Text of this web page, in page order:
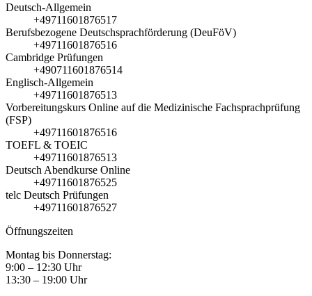
Deutsch-Allgemein
+49711601876517
Berufsbezogene Deutschsprachförderung (DeuFöV)
+49711601876516
Cambridge Prüfungen
+490711601876514
Englisch-Allgemein
+49711601876513
Vorbereitungskurs Online auf die Medizinische Fachsprachprüfung
(FSP)
+49711601876516
TOEFL & TOEIC
+49711601876513
Deutsch Abendkurse Online
+49711601876525
telc Deutsch Prüfungen
+49711601876527
Öffnungszeiten
Montag bis Donnerstag:
9:00 – 12:30 Uhr
13:30 – 19:00 Uhr